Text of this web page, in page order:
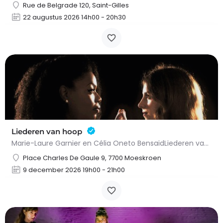
Rue de Belgrade 120, Saint-Gilles
22 augustus 2026 14h00 - 20h30
Liederen van hoop
Marie-Laure Garnier en Célia Oneto BensaidLiederen van hoopKlassieke muziekGeschikt voor alle…
Place Charles De Gaule 9, 7700 Moeskroen
9 december 2026 19h00 - 21h00